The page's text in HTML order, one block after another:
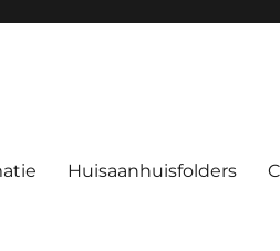
Huisaanhuisfolders